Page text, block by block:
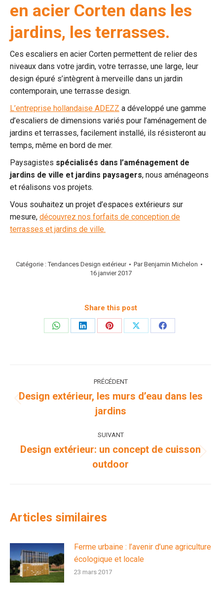
en acier Corten dans les
jardins, les terrasses.
Ces escaliers en acier Corten permettent de relier des
niveaux dans votre jardin, votre terrasse, une large, leur
design épuré s’intègrent à merveille dans un jardin
contemporain, une terrasse design.
L’entreprise hollandaise ADEZZ a développé une gamme
d’escaliers de dimensions variés pour l’aménagement de
jardins et terrasses, facilement installé, ils résisteront au
temps, même en bord de mer.
Paysagistes spécialisés dans l’aménagement de
jardins de ville et jardins paysagers, nous aménageons
et réalisons vos projets.
Vous souhaitez un projet d’espaces extérieurs sur
mesure, découvrez nos forfaits de conception de
terrasses et jardins de ville.
Catégorie :Tendances Design extérieur ParBenjamin Michelon
16 janvier 2017
Share this post
PartagerPartagerPartagerPartagerPartager
article
PRÉCÉDENT
précédent
Design extérieur, les murs d’eau dans les
jardins
SUIVANT
suivant
Design extérieur: un concept de cuisson
outdoor
Articles similaires
Ferme urbaine : l’avenir d’une agriculture
écologique et locale
23 mars 2017